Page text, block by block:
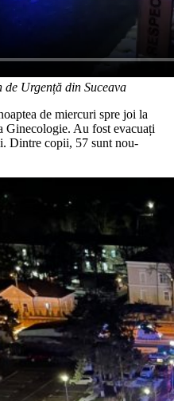
Urgență din Suceava
de miercuri spre joi la
Ginecologie. Au fost evacuați
Dintre copii, 57 sunt nou-